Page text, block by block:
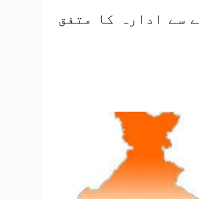
سے ادارہ کا متفق